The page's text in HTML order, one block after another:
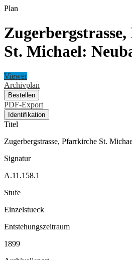
Plan
St. Michael:
Viewer
Archivplan
Bestellen
PDF-Export
Identifikation
Titel
Zugerbergstrasse, Pfarrkirche St.
Signatur
A.11.158.1
Stufe
Einzelstueck
Entstehungszeitraum
1899